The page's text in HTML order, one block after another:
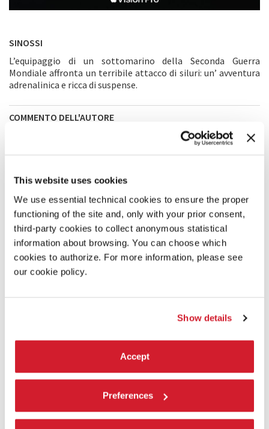
This website uses cookies
We use essential technical cookies to ensure the proper
functioning of the site and, only with your prior consent,
third-party cookies to collect anonymous statistical
information about browsing. You can choose which
cookies to authorize. For more information, please see
our cookie policy.
Show details
Accept
Preferences
SINOSSI
L’equipaggio di un sottomarino della Seconda Guerra
Mondiale affronta un terribile attacco di siluri: un’ avventura
adrenalinica e ricca di suspense.
COMMENTO DELL'AUTORE
Nei miei film spesso mi piace cercare di far vivere al pubblico
le stesse emozioni del mio personaggio principale. Adoro
dato l’opportunità di spingere al limite questa sensazione e
questo esperimento. Volevamo intrappolare il pubblico in un
sottomarino sotto attacco: il rumore, la claustrofobia, la
paura di annegare, il soffocamento... volevamo vivere tutte
queste emozioni.
TRAILER
PRODUZIONE/DISTRIBUZIONE
PRODUZIONE 1:
90232 Culver City, United States of America
E-mail: la-awards@mediaartslab.com